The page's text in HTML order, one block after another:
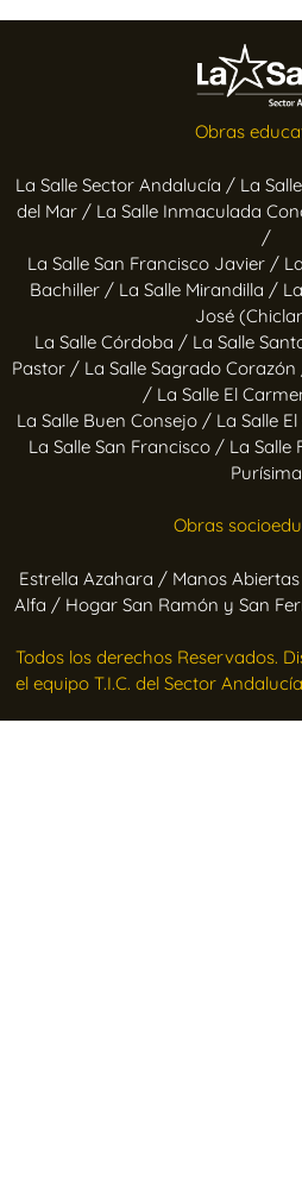
Obras
La Salle Sector Andalucía / La
del Mar / La Salle Inmaculada
/
La Salle San Francisco Javier /
Bachiller / La Salle Mirandilla /
José
La Salle Córdoba / La Salle
Pastor / La Salle Sagrado
/ La Salle El
La Salle Buen Consejo / La Salle
La Salle San Francisco / La Salle
Purísima
Obras
Estrella Azahara / Manos
Alfa / Hogar San Ramón y San
Todos los derechos Reservados.
el equipo T.I.C. del Sector